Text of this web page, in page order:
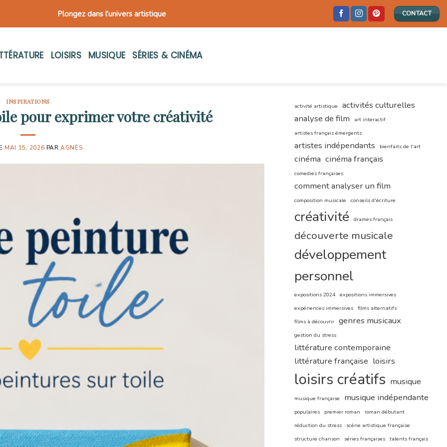
Plongez dans l’univers artistique CONTACT
LOISIRS MUSIQUE SÉRIES & CINÉMA
INSPIRATIONS
pour exprimer votre créativité
MAI 15, 2026 PARAGNÈS
activité artistique
activités culturelles
analyse de film
art interactif
artistes français émergents
artistes indépendants bienfaits de l'art
cinéma cinéma français
comedies françaises
comment analyser un film
composition musicale conseils d'écriture
créativité drames français
découverte musicale
développement
personnel
expositions 2024 expositions immersives
expériences immersives films alternatifs
films à découvrir genres musicaux
gestion du stress
littérature contemporaine
littérature française loisirs
loisirs créatifs musique
musique française musique indépendante
populaires premier roman
roman débutant
réduction du stress
scène artistique française
structure chanson
séries françaises talents français